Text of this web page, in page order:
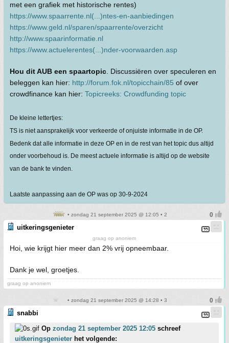
met een grafiek met historische rentes)
https://www.spaarrente.nl(...)ntes-en-aanbiedingen
https://www.geld.nl/sparen/spaarrente/overzicht
http://www.spaarinformatie.nl
https://www.actuelerentes(...)nder-voorwaarden.asp
Hou dit AUB een spaartopic . Discussiëren over speculeren en
beleggen kan hier: http://forum.fok.nl/topicchain/85 of over
crowdfinance kan hier: Topicreeks: Crowdfunding topic
De kleine lettertjes:
TS is niet aansprakelijk voor verkeerde of onjuiste informatie in de OP.
Bedenk dat alle informatie in deze OP en in de rest van het topic dus altijd
onder voorbehoud is. De meest actuele informatie is altijd op de website
van de bank te vinden.
Laatste aanpassing aan de OP was op 30-9-2024
• zondag 21 september 2025 @ 12:05 • 2
uitkeringsgenieter
graag op anoniem
Hoi, wie krijgt hier meer dan 2% vrij opneembaar.
Dank je wel, groetjes.
graag op anoniem
• zondag 21 september 2025 @ 14:28 • 3
snabbi
Op zondag 21 september 2025 12:05 schreef
uitkeringsgenieter het volgende: